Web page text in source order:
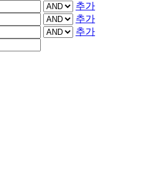
추가
추가
추가